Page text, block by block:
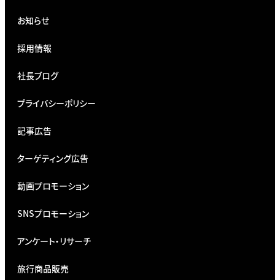
お知らせ
採用情報
社長ブログ
プライバシーポリシー
記事広告
ターゲティング広告
動画プロモーション
SNSプロモーション
アンケート・リサーチ
旅行商品販売